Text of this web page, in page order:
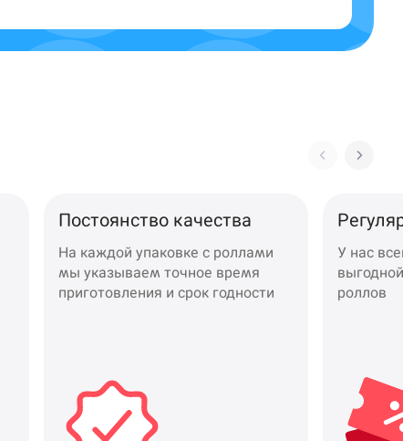
Постоянство качества
На каждой упаковке с роллами
мы указываем точное время
приготовления и срок годности
У нас
роллов